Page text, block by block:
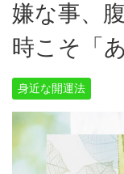
嫌な事、
時こそ「
身近な開運法